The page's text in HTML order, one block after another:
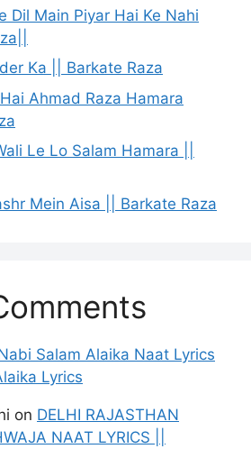
Dil Main Piyar Hai Ke Nahi
Ka || Barkate Raza
Ahmad Raza Hamara
Le Lo Salam Hamara ||
Mein Aisa || Barkate Raza
Salam Alaika Naat Lyrics
Lyrics
on DELHI RAJASTHAN
NAAT LYRICS ||